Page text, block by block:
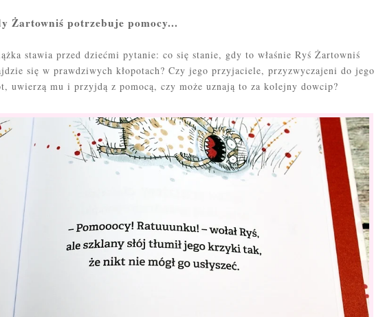
Żartowniś potrzebuje pomocy...
stawia przed dziećmi pytanie: co się stanie, gdy to właśnie Ryś Żartowniś
się w prawdziwych kłopotach? Czy jego przyjaciele, przyzwyczajeni do jego
uwierzą mu i przyjdą z pomocą, czy może uznają to za kolejny dowcip?